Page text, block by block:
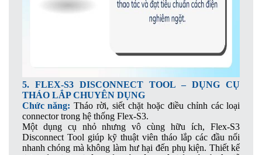
5. FLEX-S3 DISCONNECT TOOL – DỤNG CỤ
THÁO LẮP CHUYÊN DỤNG
Chức năng: Tháo rời, siết chặt hoặc điều chỉnh các loại
connector trong hệ thống Flex-S3.
Một dụng cụ nhỏ nhưng vô cùng hữu ích, Flex-S3
Disconnect Tool giúp kỹ thuật viên tháo lắp các đầu nối
nhanh chóng mà không làm hư hại đến phụ kiện. Thiết kế